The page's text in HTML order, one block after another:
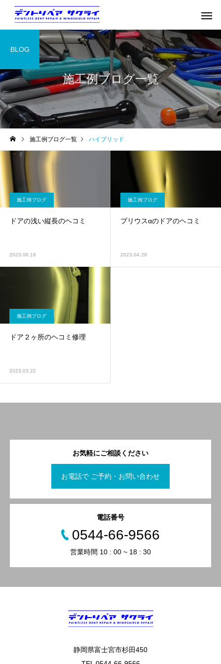
施工例ブログ一覧
BLOG
施工例ブログ一覧 ハイブリッド
施工例ブログ
ドアの浅い縦長のヘコミ
2023.06.18
施工例ブログ
プリウスαのドアのヘコミ
2023.04.29
施工例ブログ
ドア２ヶ所のヘコミ修理
2023.03.22
お気軽にご相談ください
お電話で ご予約・お問い合わせ
電話番号
0544-66-9566
営業時間 10 : 00 ~ 18 : 30
静岡県富士宮市杉田450